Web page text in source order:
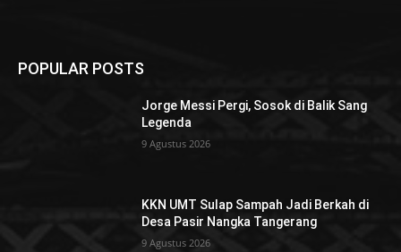
POPULAR POSTS
Jorge Messi Pergi, Sosok di Balik Sang
Legenda
9 Agustus 2026
KKN UMT Sulap Sampah Jadi Berkah di
Desa Pasir Nangka Tangerang
9 Agustus 2026